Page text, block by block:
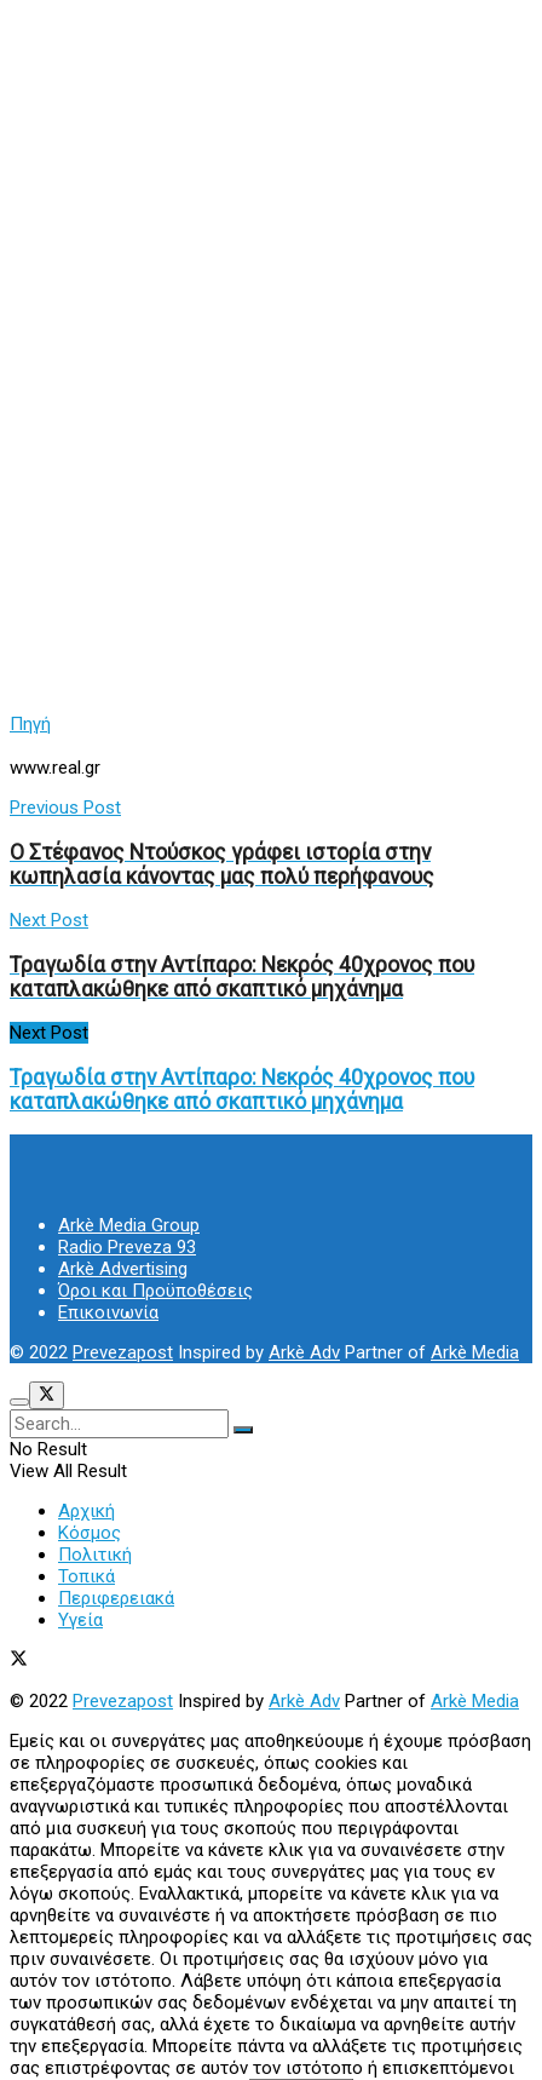
Πηγή
www.real.gr
Previous Post
Ο Στέφανος Ντούσκος γράφει ιστορία στην
κωπηλασία κάνοντας μας πολύ περήφανους
Next Post
Τραγωδία στην Αντίπαρο: Νεκρός 40χρονος που
καταπλακώθηκε από σκαπτικό μηχάνημα
Next Post
Τραγωδία στην Αντίπαρο: Νεκρός 40χρονος που
καταπλακώθηκε από σκαπτικό μηχάνημα
Arkè Media Group
Radio Preveza 93
Arkè Advertising
Όροι και Προϋποθέσεις
Επικοινωνία
© 2022 Prevezapost Inspired by Arkè Adv Partner of Arkè Media
No Result
View All Result
Αρχική
Κόσμος
Πολιτική
Τοπικά
Περιφερειακά
Υγεία
© 2022 Prevezapost Inspired by Arkè Adv Partner of Arkè Media
Εμείς και οι συνεργάτες μας αποθηκεύουμε ή έχουμε πρόσβαση
σε πληροφορίες σε συσκευές, όπως cookies και
επεξεργαζόμαστε προσωπικά δεδομένα, όπως μοναδικά
αναγνωριστικά και τυπικές πληροφορίες που αποστέλλονται
από μια συσκευή για τους σκοπούς που περιγράφονται
παρακάτω. Μπορείτε να κάνετε κλικ για να συναινέσετε στην
επεξεργασία από εμάς και τους συνεργάτες μας για τους εν
λόγω σκοπούς. Εναλλακτικά, μπορείτε να κάνετε κλικ για να
αρνηθείτε να συναινέστε ή να αποκτήσετε πρόσβαση σε πιο
λεπτομερείς πληροφορίες και να αλλάξετε τις προτιμήσεις σας
πριν συναινέσετε. Οι προτιμήσεις σας θα ισχύουν μόνο για
αυτόν τον ιστότοπο. Λάβετε υπόψη ότι κάποια επεξεργασία
των προσωπικών σας δεδομένων ενδέχεται να μην απαιτεί τη
συγκατάθεσή σας, αλλά έχετε το δικαίωμα να αρνηθείτε αυτήν
την επεξεργασία. Μπορείτε πάντα να αλλάξετε τις προτιμήσεις
σας επιστρέφοντας σε αυτόν τον ιστότοπο ή επισκεπτόμενοι